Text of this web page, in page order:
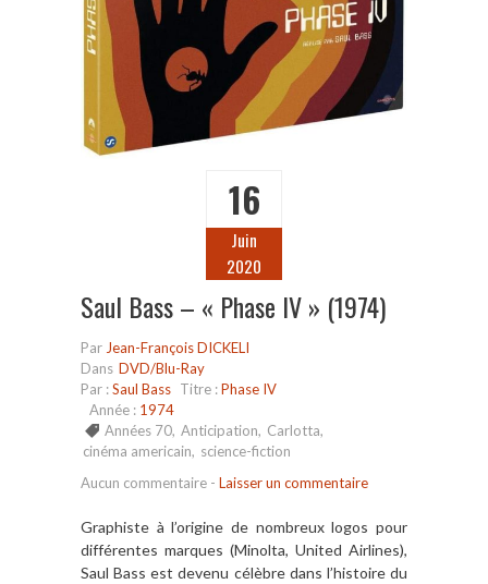
16
Juin
2020
Saul Bass – « Phase IV » (1974)
Par Jean-François DICKELI
Dans DVD/Blu-Ray
Par :Saul Bass Titre :Phase IV
Année : 1974
Années 70, Anticipation, Carlotta,
cinéma americain, science-fiction
Aucun commentaire - Laisser un commentaire
Graphiste à l’origine de nombreux logos pour
différentes marques (Minolta, United Airlines),
Saul Bass est devenu célèbre dans l’histoire du